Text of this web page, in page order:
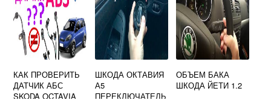
КАК ПРОВЕРИТЬ
ДАТЧИК АБС
SKODA OCTAVIA
ШКОДА ОКТАВИЯ
А5
ПЕРЕКЛЮЧАТЕЛЬ
ОБЪЕМ БАКА
ШКОДА ЙЕТИ 1.2